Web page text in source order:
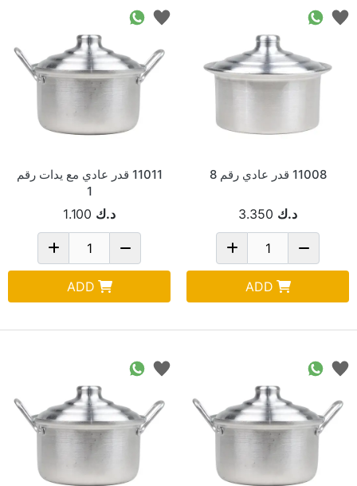
11008 قدر عادي رقم 8
د.ك 3.350
ADD
11011 قدر عادي مع يدات رقم
1
د.ك 1.100
ADD